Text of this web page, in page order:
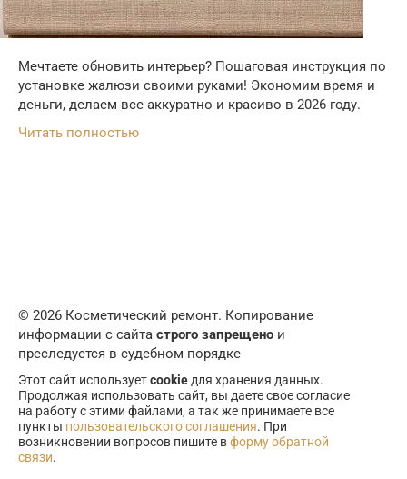
Мечтаете обновить интерьер? Пошаговая инструкция по
установке жалюзи своими руками! Экономим время и
деньги, делаем все аккуратно и красиво в 2026 году.
Читать полностью
© 2026 Косметический ремонт. Копирование
информации с сайта строго запрещено и
преследуется в судебном порядке
Этот сайт используетcookie для хранения данных.
Продолжая использовать сайт, вы даете свое согласие
на работу с этими файлами, а так же принимаете все
пункты пользовательского соглашения. При
возникновении вопросов пишите вформу обратной
связи.